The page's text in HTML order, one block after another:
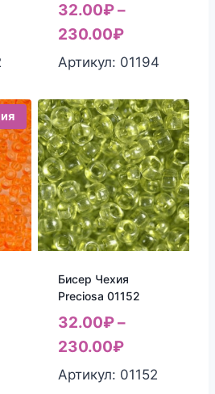
32.00₽–
230.00₽
Артикул: 01194
Бисер Чехия
Preciosa 01152
32.00₽–
230.00₽
Артикул: 01152